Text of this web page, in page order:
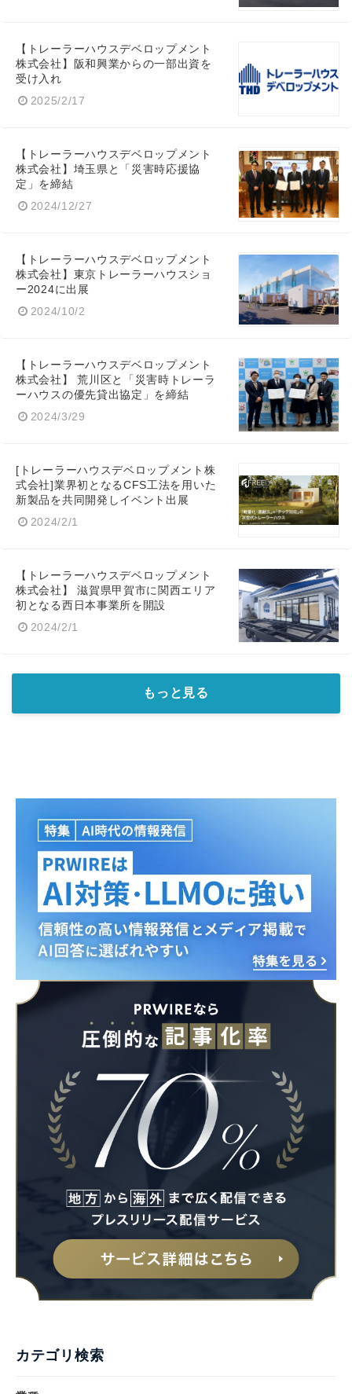
【トレーラーハウスデベロップメント
株式会社】阪和興業からの一部出資を
受け入れ
2025/2/17
【トレーラーハウスデベロップメント
株式会社】埼玉県と「災害時応援協
定」を締結
2024/12/27
【トレーラーハウスデベロップメント
株式会社】東京トレーラーハウスショ
ー2024に出展
2024/10/2
【トレーラーハウスデベロップメント
株式会社】 荒川区と「災害時トレーラ
ーハウスの優先貸出協定」を締結
2024/3/29
[トレーラーハウスデベロップメント株
式会社]業界初となるCFS工法を用いた
新製品を共同開発しイベント出展
2024/2/1
【トレーラーハウスデベロップメント
株式会社】 滋賀県甲賀市に関西エリア
初となる西日本事業所を開設
2024/2/1
もっと見る
カテゴリ検索
Japanese
English